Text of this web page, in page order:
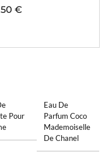
€
Pour
Eau De
Parfum Coco
Mademoiselle
De Chanel